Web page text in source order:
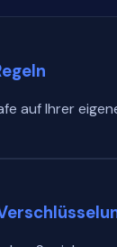
auf Ihrer